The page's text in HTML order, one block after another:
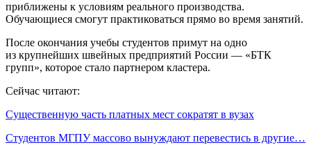
приближены к условиям реального производства.
Обучающиеся смогут практиковаться прямо во время занятий.
После окончания учебы студентов примут на одно
из крупнейших швейных предприятий России — «БТК
групп», которое стало партнером кластера.
Сейчас читают:
Существенную часть платных мест сократят в вузах
Студентов МГПУ массово вынуждают перевестись в другие…